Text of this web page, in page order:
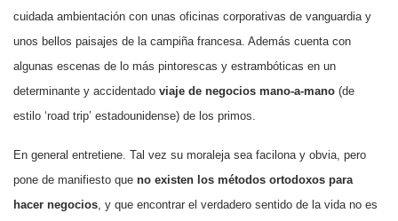
cuidada ambientación con unas oficinas corporativas de vanguardia y
unos bellos paisajes de la campiña francesa. Además cuenta con
algunas escenas de lo más pintorescas y estrambóticas en un
determinante y accidentado viaje de negocios mano-a-mano (de
estilo ‘road trip’ estadounidense) de los primos.
En general entretiene. Tal vez su moraleja sea facilona y obvia, pero
pone de manifiesto que no existen los métodos ortodoxos para
hacer negocios, y que encontrar el verdadero sentido de la vida no es